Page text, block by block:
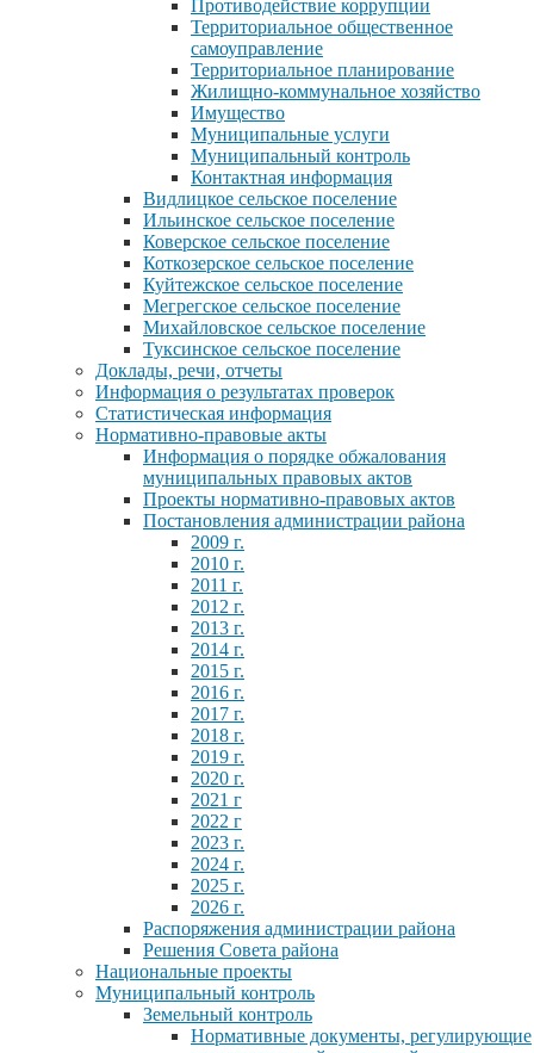
Противодействие коррупции
Территориальное общественное
самоуправление
Территориальное планирование
Жилищно-коммунальное хозяйство
Имущество
Муниципальные услуги
Муниципальный контроль
Контактная информация
Видлицкое сельское поселение
Ильинское сельское поселение
Коверское сельское поселение
Коткозерское сельское поселение
Куйтежское сельское поселение
Мегрегское сельское поселение
Михайловское сельское поселение
Туксинское сельское поселение
Доклады, речи, отчеты
Информация о результатах проверок
Статистическая информация
Нормативно-правовые акты
Информация о порядке обжалования
муниципальных правовых актов
Проекты нормативно-правовых актов
Постановления администрации района
2009 г.
2010 г.
2011 г.
2012 г.
2013 г.
2014 г.
2015 г.
2016 г.
2017 г.
2018 г.
2019 г.
2020 г.
2021 г
2022 г
2023 г.
2024 г.
2025 г.
2026 г.
Распоряжения администрации района
Решения Совета района
Национальные проекты
Муниципальный контроль
Земельный контроль
Нормативные документы, регулирующие